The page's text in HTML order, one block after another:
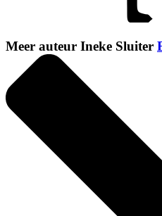
Meer auteur Ineke Sluiter